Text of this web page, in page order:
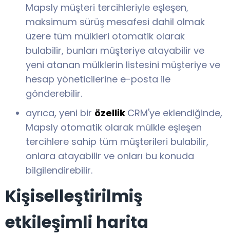
Mapsly müşteri tercihleriyle eşleşen,
maksimum sürüş mesafesi dahil olmak
üzere tüm mülkleri otomatik olarak
bulabilir, bunları müşteriye atayabilir ve
yeni atanan mülklerin listesini müşteriye ve
hesap yöneticilerine e-posta ile
gönderebilir.
ayrıca, yeni bir özellik CRM'ye eklendiğinde,
Mapsly otomatik olarak mülkle eşleşen
tercihlere sahip tüm müşterileri bulabilir,
onlara atayabilir ve onları bu konuda
bilgilendirebilir.
Kişiselleştirilmiş
etkileşimli harita